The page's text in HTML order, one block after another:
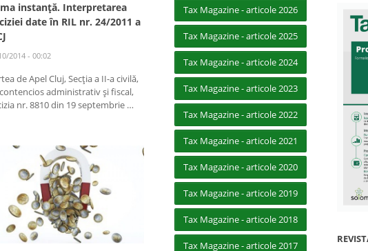
instanţă. Interpretarea
date în RIL nr. 24/2011 a
2014 - 00:02
de Apel Cluj, Secţia a II-a civilă,
administrativ şi fiscal,
nr. 8810 din 19 septembrie …
Tax Magazine - articole 2026
Tax Magazine - articole 2025
Tax Magazine - articole 2024
Tax Magazine - articole 2023
Tax Magazine - articole 2022
Tax Magazine - articole 2021
Tax Magazine - articole 2020
Tax Magazine - articole 2019
Tax Magazine - articole 2018
Tax Magazine - articole 2017